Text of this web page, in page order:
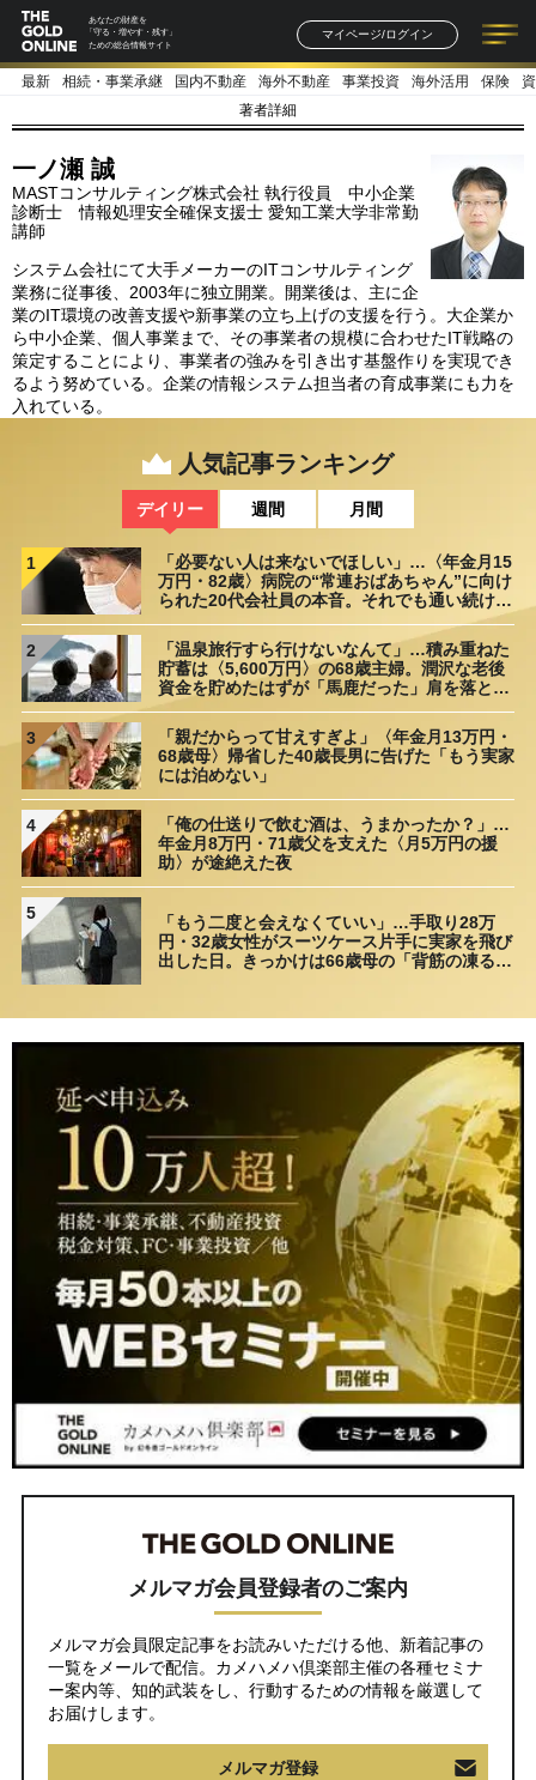
あなたの財産を
「守る・増やす・残す」
ための総合情報サイト
マイページ/ログイン
記事一覧 連載一覧
著者一覧 書籍一覧
最新 相続・事業承継 国内不動産 海外不動産 事業投資 海外活用 保険
著者詳細
一ノ瀬 誠
MASTコンサルティング株式会社 執行役員 中小企業
診断士 情報処理安全確保支援士 愛知工業大学非常勤
講師
システム会社にて大手メーカーのITコンサルティング
業務に従事後、2003年に独立開業。開業後は、主に企
業のIT環境の改善支援や新事業の立ち上げの支援を行う。大企業か
ら中小企業、個人事業まで、その事業者の規模に合わせたIT戦略の
策定することにより、事業者の強みを引き出す基盤作りを実現でき
るよう努めている。企業の情報システム担当者の育成事業にも力を
入れている。
人気記事ランキング
デイリー 週間 月間
1
「必要ない人は来ないでほしい」…〈年金月15
万円・82歳〉病院の“常連おばあちゃん”に向け
られた20代会社員の本音。それでも通い続ける
2
「温泉旅行すら行けないなんて」…積み重ねた
貯蓄は〈5,600万円〉の68歳主婦。潤沢な老後
資金を貯めたはずが「馬鹿だった」肩を落とす
3
「親だからって甘えすぎよ」〈年金月13万円・
68歳母〉帰省した40歳長男に告げた「もう実家
には泊めない」
4
「俺の仕送りで飲む酒は、うまかったか？」…
年金月8万円・71歳父を支えた〈月5万円の援
助〉が途絶えた夜
5
「もう二度と会えなくていい」…手取り28万
円・32歳女性がスーツケース片手に実家を飛び
出した日。きっかけは66歳母の「背筋の凍る一
メルマガ会員登録者のご案内
メルマガ会員限定記事をお読みいただける他、新着記事の
一覧をメールで配信。カメハメハ倶楽部主催の各種セミナ
ー案内等、知的武装をし、行動するための情報を厳選して
お届けします。
メルマガ登録